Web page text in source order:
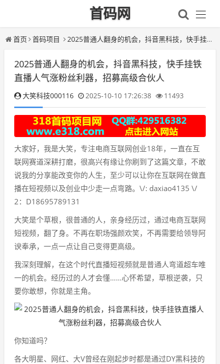
首码网
首页 首码项目 2025普通人翻身的机会，抖音黑科技，快手挂铁直播人气涨粉丝利器，招募高级合伙人
2025普通人翻身的机会，抖音黑科技，快手挂铁
直播人气涨粉丝利器，招募高级合伙人
大笑科技000116 2025-10-10 17:26:38 11493
大家好，我是大笑，专注电商互联网创业18年，一直在互
联网赛道深耕打磨，很高兴有缘让你刷到了这篇文章，不敢
说我的分享能改变你的人生，至少可以让你在互联网在做直
播在短视频以及创业中少走一点弯路。\/: daxiao4135 \/
2：D18695789131
大笑是个草根，很普通的人，亲身经历过，通过电商互联网
短视频，翻了身。不再在职场强颜欢笑，不再需要给领导阿
谀奉承，一点一点让自己变得更高级。
我深刻理解，在这个时代直播短视频就是普通人弯道超车唯
一的机会。经历过的人才会懂……心怀希望，草根逆袭，只
要你敢想，你就是主角。
你知道吗？
各大明星、网红、大V曾经在刚起步时都是通过DY黑科技的